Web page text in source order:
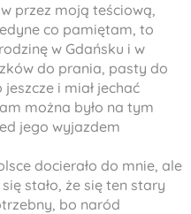
przez moją teściową,
co pamiętam, to
w Gdańsku i w
do prania, pasty do
i miał jechać
można było na tym
jego wyjazdem
docierało do mnie, ale
stało, że się ten stary
bo naród